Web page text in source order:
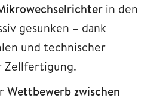
in den
gesunken – dank
und technischer
Zellfertigung.
Wettbewerb zwischen